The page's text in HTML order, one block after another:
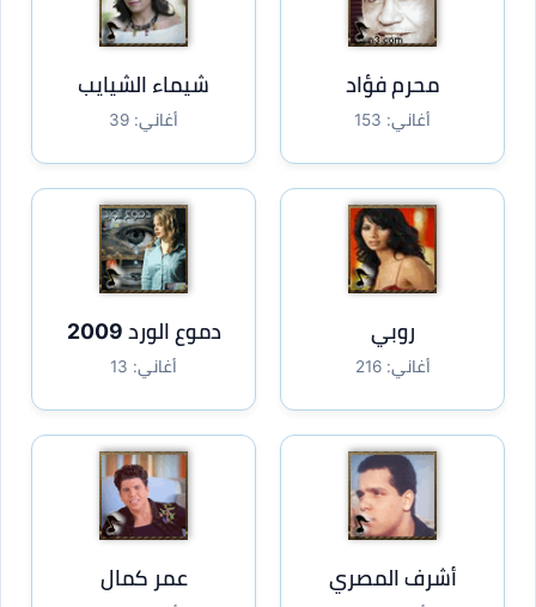
محرم فؤاد
أغاني: 153
شيماء الشيايب
أغاني: 39
روبي
أغاني: 216
دموع الورد 2009
أغاني: 13
أشرف المصري عمر كمال